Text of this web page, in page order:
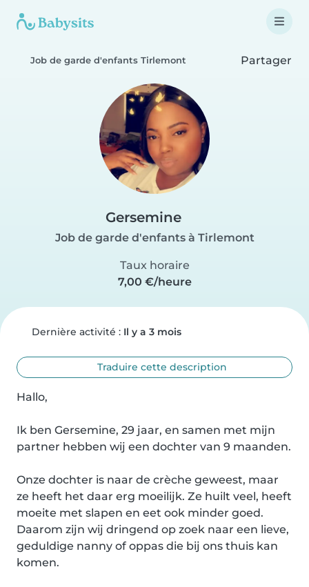
Job de garde d'enfants Tirlemont Partager
Gersemine
Job de garde d'enfants à Tirlemont
Taux horaire
7,00 €/heure
Dernière activité : Il y a 3 mois
Traduire cette description
Hallo,
Ik ben Gersemine, 29 jaar, en samen met mijn
partner hebben wij een dochter van 9 maanden.
Onze dochter is naar de crèche geweest, maar
ze heeft het daar erg moeilijk. Ze huilt veel, heeft
moeite met slapen en eet ook minder goed.
Daarom zijn wij dringend op zoek naar een lieve,
geduldige nanny of oppas die bij ons thuis kan
komen.